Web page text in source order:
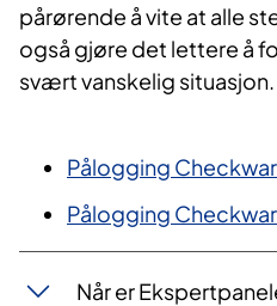
pårørende å vite at alle
også gjøre det lettere å
svært vanskelig situasjon.
Pålogging
Pålogging
Når er